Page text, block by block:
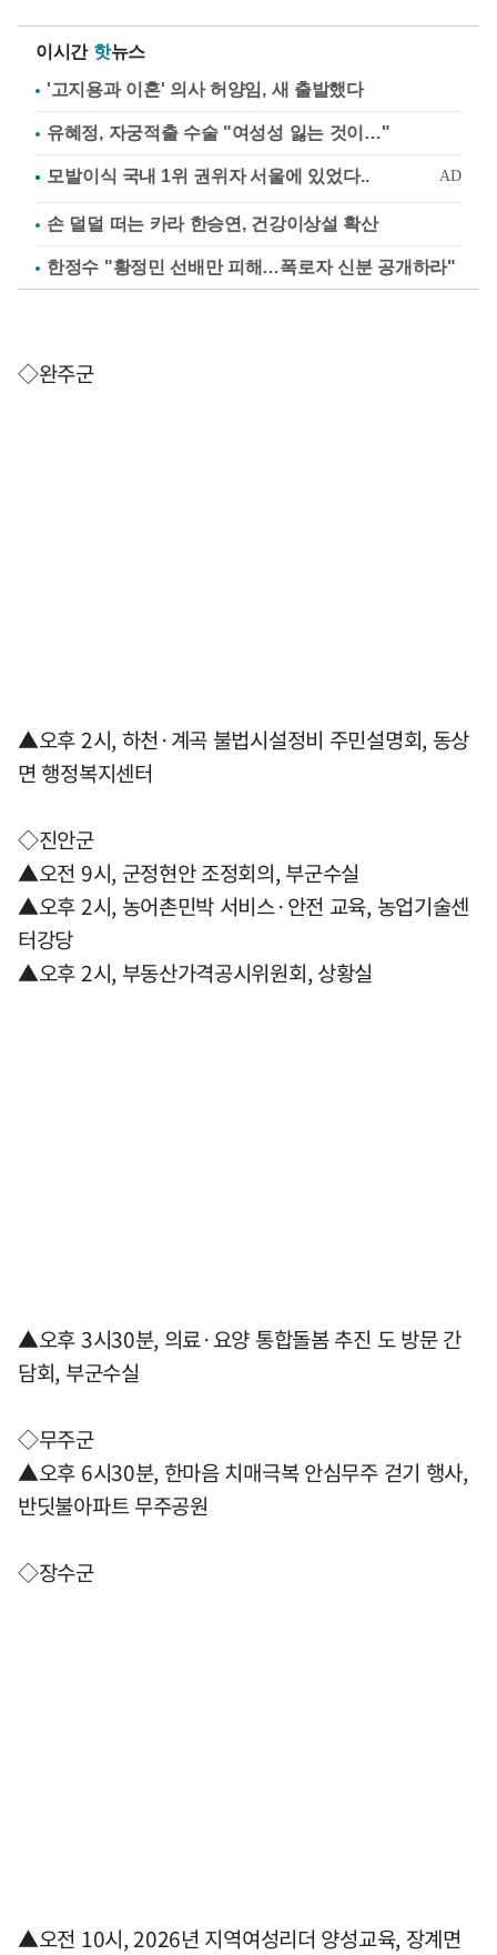
이시간 핫뉴스
'고지용과 이혼' 의사 허양임, 새 출발했다
유혜정, 자궁적출 수술 "여성성 잃는 것이…"
손 덜덜 떠는 카라 한승연, 건강이상설 확산
한정수 "황정민 선배만 피해…폭로자 신분 공개하라"
◇완주군
▲오후 2시, 하천·계곡 불법시설정비 주민설명회, 동상
면 행정복지센터
◇진안군
▲오전 9시, 군정현안 조정회의, 부군수실
▲오후 2시, 농어촌민박 서비스·안전 교육, 농업기술센
터강당
▲오후 2시, 부동산가격공시위원회, 상황실
▲오후 3시30분, 의료·요양 통합돌봄 추진 도 방문 간
담회, 부군수실
◇무주군
▲오후 6시30분, 한마음 치매극복 안심무주 걷기 행사,
반딧불아파트 무주공원
◇장수군
▲오전 10시, 2026년 지역여성리더 양성교육, 장계면